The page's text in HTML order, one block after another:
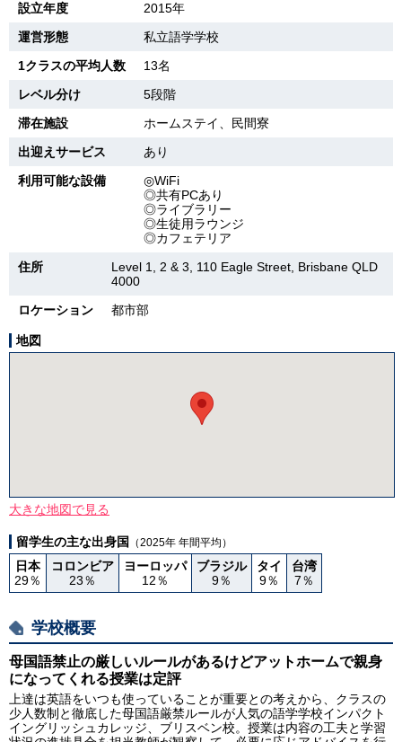
設立年度
2015年
運営形態
私立語学学校
1クラスの平均人数
13名
レベル分け
5段階
滞在施設
ホームステイ、民間寮
出迎えサービス
あり
利用可能な設備
◎WiFi
◎共有PCあり
◎ライブラリー
◎生徒用ラウンジ
◎カフェテリア
住所
Level 1, 2 & 3, 110 Eagle Street, Brisbane QLD
4000
ロケーション
都市部
地図
大きな地図で見る
留学生の主な出身国 （2025年 年間平均）
日本
29％
コロンビア
23％
ヨーロッパ
12％
ブラジル
9％
タイ
9％
台湾
7％
学校概要
母国語禁止の厳しいルールがあるけどアットホームで親身
になってくれる授業は定評
上達は英語をいつも使っていることが重要との考えから、クラスの
少人数制と徹底した母国語厳禁ルールが人気の語学学校インパクト
イングリッシュカレッジ、ブリスベン校。授業は内容の工夫と学習